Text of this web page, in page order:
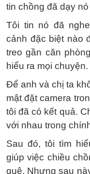
tin chồng đã dạy
Tôi tin nó đã
cảnh đặc biệt nào
treo gần căn
hiểu ra mọi chuyện.
Để anh và chị ta
mật đặt camera
tôi đã có kết quả.
với nhau trong
Sau đó, tôi tìm
giúp việc chiều
quê. Nhưng sau